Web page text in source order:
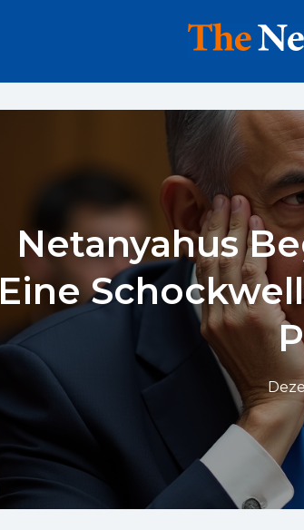
Netanyahus
Eine